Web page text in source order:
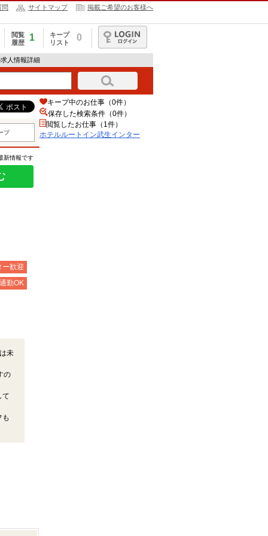
問 サイトマップ 掲載ご希望のお客様へ
閲覧
履歴
1
キープ
リスト
0
ログイン
人情報詳細
プ
新情報です
ー歓迎
勤OK
未
の
て
も
キープ中のお仕事（0件）
保存した検索条件（0件）
閲覧したお仕事（1件）
ホテルルートイン武生インター